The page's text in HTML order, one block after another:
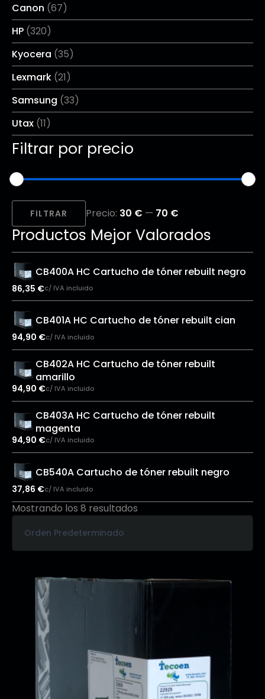
Canon (67)
HP (320)
Kyocera (35)
Lexmark (21)
Samsung (33)
Utax (11)
Filtrar por precio
Precio
mínimo
Precio
máximo
FILTRAR Precio: 30 € — 70 €
Productos Mejor Valorados
CB400A HC Cartucho de tóner rebuilt negro
86,35 €c/ IVA incluido
CB401A HC Cartucho de tóner rebuilt cian
94,90 €c/ IVA incluido
CB402A HC Cartucho de tóner rebuilt
amarillo
94,90 €c/ IVA incluido
CB403A HC Cartucho de tóner rebuilt
magenta
94,90 €c/ IVA incluido
CB540A Cartucho de tóner rebuilt negro
37,86 €c/ IVA incluido
Mostrando los 8 resultados